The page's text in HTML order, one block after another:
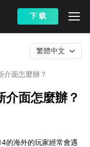
下 载
介面怎麼辦？
繁體中文
面怎麼辦？
的海外的玩家經常會遇